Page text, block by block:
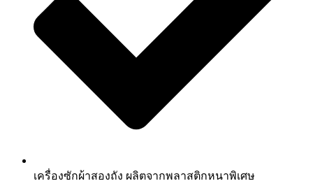
เครื่องซักผ้าสองถัง ผลิตจากพลาสติกหนาพิเศษ